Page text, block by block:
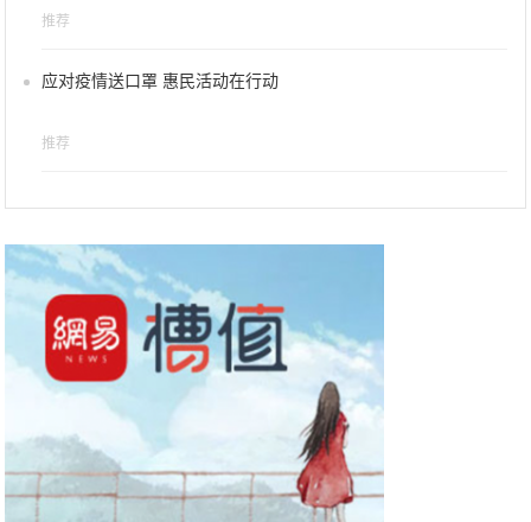
推荐
应对疫情送口罩 惠民活动在行动
推荐